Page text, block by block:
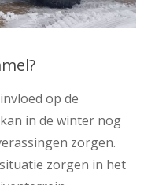
op de
in de winter nog
zorgen.
zorgen in het